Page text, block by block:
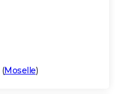
(Moselle)